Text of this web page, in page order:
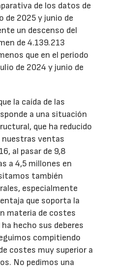
de los datos de
de 2025 y junio de
un descenso del
de 4.139.213
que en el periodo
de 2024 y junio de
la caída de las
a una situación
que ha reducido
nuestras ventas
al pasar de 9,8
a 4,5 millones en
también
especialmente
que soporta la
materia de costes
hecho sus deberes
compitiendo
costes muy superior a
No pedimos una